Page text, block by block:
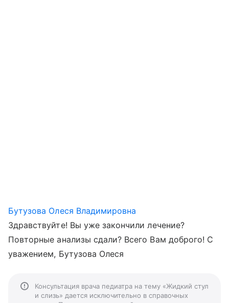
Бутузова Олеся Владимировна
Здравствуйте! Вы уже закончили лечение?
Повторные анализы сдали? Всего Вам доброго! С
уважением, Бутузова Олеся
Консультация врача педиатра на тему «Жидкий стул
и слизь» дается исключительно в справочных